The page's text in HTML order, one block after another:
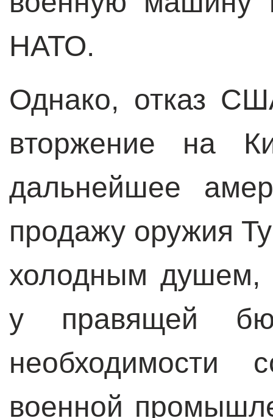
НАТО.
Однако, отказ
вторжение на
дальнейшее
продажу оружия
холодным душем,
у правящей
необходимости
военной